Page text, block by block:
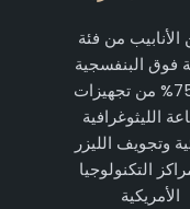
الأنابيب من فئة
فوق البنفسجية
على 75% من تجهيزات
الليثوغرافية
وتجويف الليزر
التكنولوجيا
الأمريكية